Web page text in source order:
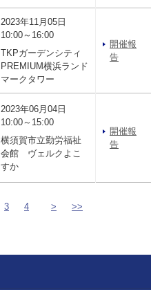
2023年11月05日
10:00～16:00
TKPガーデンシティ
PREMIUM横浜ランド
マークタワー
開催報
告
2023年06月04日
10:00～15:00
横須賀市立勤労福祉
会館 ヴェルクよこ
すか
開催報
告
3 4 > >>